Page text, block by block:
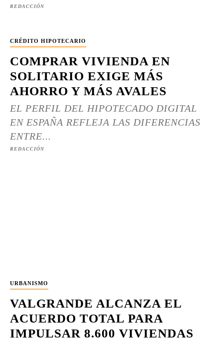
REDACCIÓN
CRÉDITO HIPOTECARIO
COMPRAR VIVIENDA EN
SOLITARIO EXIGE MÁS
AHORRO Y MÁS AVALES
EL PERFIL DEL HIPOTECADO DIGITAL
EN ESPAÑA REFLEJA LAS DIFERENCIAS
ENTRE...
REDACCIÓN
URBANISMO
VALGRANDE ALCANZA EL
ACUERDO TOTAL PARA
IMPULSAR 8.600 VIVIENDAS